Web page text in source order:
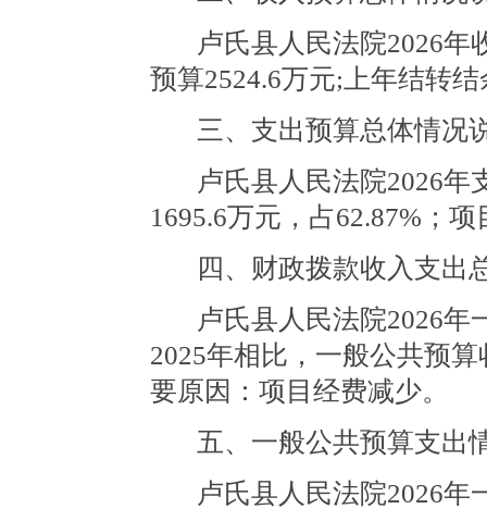
卢氏县人民法院2026年
预算2524.6万元; 上年结转
三、支出预算总体情况
卢氏县人民法院2026年
1695.6万元，占62.87%；
四、财政拨款收入支出
卢氏县人民法院2026年
2025年相比，一般公共预
要原因：项目经费减少。
五、一般公共预算支出
卢氏县人民法院2026年